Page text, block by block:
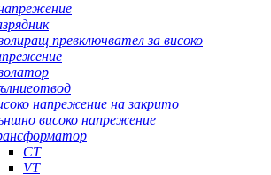
превключвател за високо
напрежение на закрито
високо напрежение
CT
VT